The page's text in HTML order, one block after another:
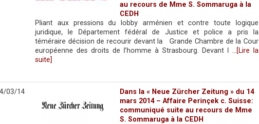
au recours de Mme S. Sommaruga à la
CEDH
Pliant aux pressions du lobby arménien et contre toute logique
juridique, le Département fédéral de Justice et police a pris la
téméraire décision de recourir devant la Grande Chambre de la Cour
européenne des droits de l’homme à Strasbourg. Devant l
…[Lire la
suite]
03/14
Dans la « Neue Zürcher Zeitung » du 14
mars 2014 – Affaire Perinçek c. Suisse:
communiqué suite au recours de Mme
S. Sommaruga à la CEDH